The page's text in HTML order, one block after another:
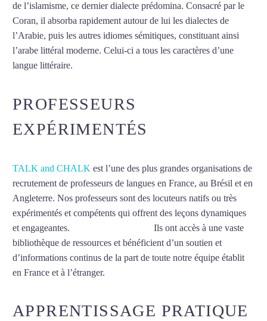
de l’islamisme, ce dernier dialecte prédomina. Consacré par le
Coran, il absorba rapidement autour de lui les dialectes de
l’Arabie, puis les autres idiomes sémitiques, constituant ainsi
l’arabe littéral moderne. Celui-ci a tous les caractères d’une
langue littéraire.
PROFESSEURS
EXPÉRIMENTÉS
TALK and CHALK est l’une des plus grandes organisations de
recrutement de professeurs de langues en France, au Brésil et en
Angleterre. Nos professeurs sont des locuteurs natifs ou très
expérimentés et compétents qui offrent des leçons dynamiques
et engageantes.
Ils ont accès à une vaste
bibliothèque de ressources et bénéficient d’un soutien et
d’informations continus de la part de toute notre équipe établit
en France et à l’étranger.
APPRENTISSAGE PRATIQUE